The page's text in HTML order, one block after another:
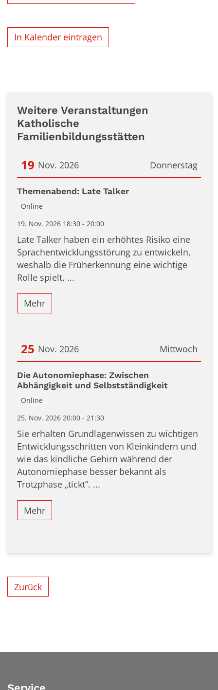
In Kalender eintragen
Weitere Veranstaltungen
Katholische
Familienbildungsstätten
Donnerstag
19 Nov. 2026
Datum: 19. November 2026
Themenabend: Late Talker
Online
19. Nov. 2026 18:30 - 20:00
Late Talker haben ein erhöhtes Risiko eine
Sprachentwicklungsstörung zu entwickeln,
weshalb die Früherkennung eine wichtige
Rolle spielt. ...
Mehr
Mittwoch
25 Nov. 2026
Datum: 25. November 2026
Die Autonomiephase: Zwischen
Abhängigkeit und Selbstständigkeit
Online
25. Nov. 2026 20:00 - 21:30
Sie erhalten Grundlagenwissen zu wichtigen
Entwicklungsschritten von Kleinkindern und
wie das kindliche Gehirn während der
Autonomiephase besser bekannt als
Trotzphase „tickt“. ...
Mehr
Zurück